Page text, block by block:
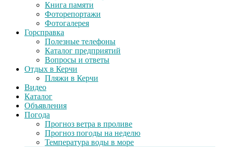
Книга памяти
Фоторепортажи
Фотогалерея
Горсправка
Полезные телефоны
Каталог предприятий
Вопросы и ответы
Отдых в Керчи
Пляжи в Керчи
Видео
Каталог
Объявления
Погода
Прогноз ветра в проливе
Прогноз погоды на неделю
Температура воды в море